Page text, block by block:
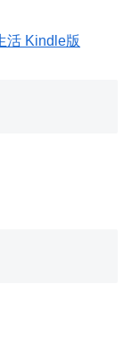
活 Kindle版